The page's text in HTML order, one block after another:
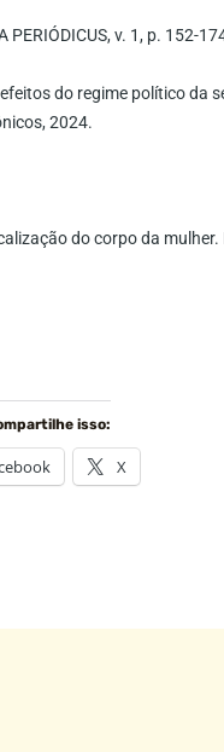
v. 1, p. 152-
do regime político da
2024.
do corpo da mulher.
isso:
X